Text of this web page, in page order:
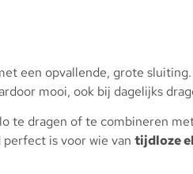
een opvallende, grote
mooi, ook bij dagelijks
te dragen of te combineren
is voor wie van tijdloze